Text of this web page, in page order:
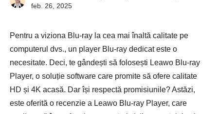
feb. 26, 2025
Pentru a viziona Blu-ray la cea mai înaltă calitate pe
computerul dvs., un player Blu-ray dedicat este o
necesitate. Deci, te gândești să folosești Leawo Blu-ray
Player, o soluție software care promite să ofere calitate
HD și 4K acasă. Dar își respectă promisiunile? Astăzi,
este oferită o recenzie a Leawo Blu-ray Player, care